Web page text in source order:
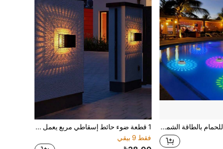
ضوء طافي للحمام بالطاقة الشمسية، إضاءة LED تشتغل تلقائيًا في الليل وتنطفئ في النهار، ضوء بركة متغير الألوان RGB، ضوء طافي على الماء، ضوء حوض السباحة، ضوء النافورة، ضوء حوض السمك، ضوء ميزة المياه، ضوء شجرة معلق، ضوء جو الحفلات
1 قطعة ضوء حائط إسقاطي مربع يعمل بالطاقة الشمسية جديد، مصباح زخرفي خارجي مقاوم للماء بمعيار IP65، مناسب لتزيين الحديقة والشرفة والفناء في مناسبات عيد الميلاد وعيد الهالوين والحفلات العائلية
فقط 9 بيقي